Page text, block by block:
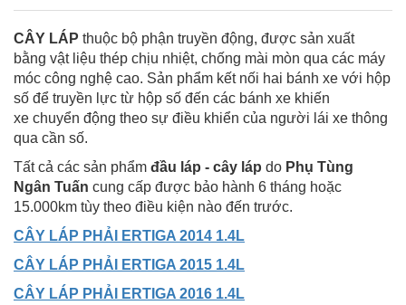
CÂY LÁP thuộc bộ phận truyền động, được sản xuất
bằng vật liệu thép chịu nhiệt, chống mài mòn qua các máy
móc công nghệ cao. Sản phẩm kết nối hai bánh xe với hộp
số để truyền lực từ hộp số đến các bánh xe khiến
xe chuyển động theo sự điều khiển của người lái xe thông
qua cần số.
Tất cả các sản phẩm đầu láp - cây láp do Phụ Tùng
Ngân Tuấn cung cấp được bảo hành 6 tháng hoặc
15.000km tùy theo điều kiện nào đến trước.
CÂY LÁP PHẢI ERTIGA 2014 1.4L
CÂY LÁP PHẢI ERTIGA 2015 1.4L
CÂY LÁP PHẢI ERTIGA 2016 1.4L